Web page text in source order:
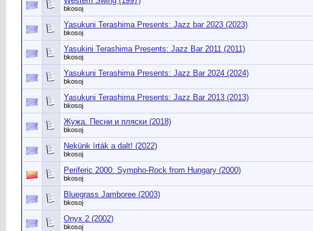
bkosoj
Yasukuni Terashima Presents: Jazz bar 2023 (2023)
bkosoj
Yasukini Terashima Presents: Jazz Bar 2011 (2011)
bkosoj
Yasukuni Terashima Presents: Jazz Bar 2024 (2024)
bkosoj
Yasukuni Terashima Presents: Jazz Bar 2013 (2013)
bkosoj
Жужа. Песни и пляски (2018)
bkosoj
Nekünk írták a dalt! (2022)
bkosoj
Periferic 2000: Sympho-Rock from Hungary (2000)
bkosoj
Bluegrass Jamboree (2003)
bkosoj
Onyx 2 (2002)
bkosoj